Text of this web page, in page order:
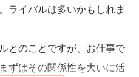
ライバルは多いかもしれま
とのことですが、お仕事で
ずはその関係性を大いに活